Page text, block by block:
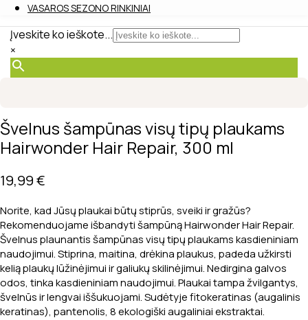
VASAROS SEZONO RINKINIAI
Įveskite ko ieškote...
×
Švelnus šampūnas visų tipų plaukams
Hairwonder Hair Repair, 300 ml
19,99€
Norite, kad Jūsų plaukai būtų stiprūs, sveiki ir gražūs?
Rekomenduojame išbandyti šampūną Hairwonder Hair Repair.
Švelnus plaunantis šampūnas visų tipų plaukams kasdieniniam
naudojimui. Stiprina, maitina, drėkina plaukus, padeda užkirsti
kelią plaukų lūžinėjimui ir galiukų skilinėjimui. Nedirgina galvos
odos, tinka kasdieniniam naudojimui. Plaukai tampa žvilgantys,
švelnūs ir lengvai iššukuojami. Sudėtyje fitokeratinas (augalinis
keratinas), pantenolis, 8 ekologiški augaliniai ekstraktai.